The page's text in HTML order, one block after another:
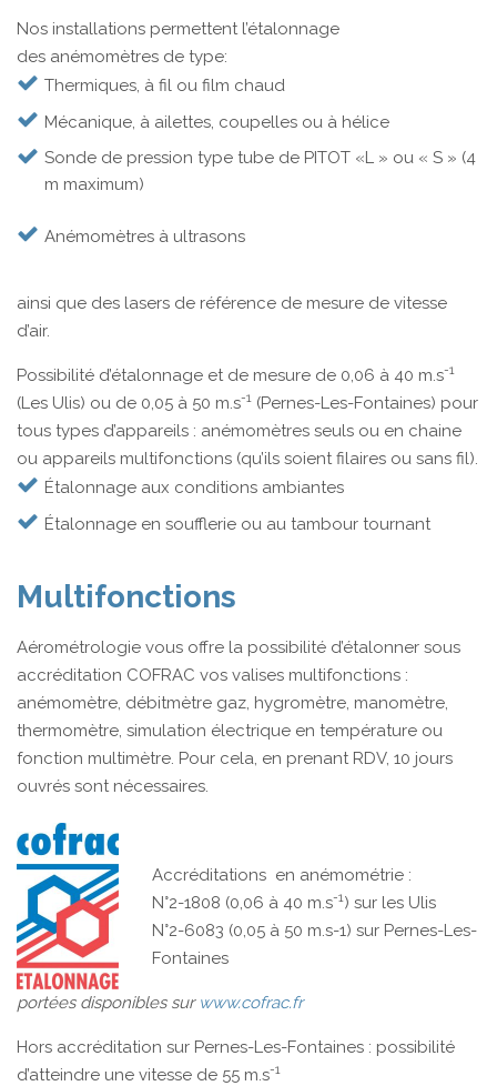
Nos installations permettent l’étalonnage
des anémomètres de type:
Thermiques, à fil ou film chaud
Mécanique, à ailettes, coupelles ou à hélice
Sonde de pression type tube de PITOT «L » ou « S » (4
m maximum)
Anémomètres à ultrasons
ainsi que des lasers de référence de mesure de vitesse
d’air.
Possibilité d’étalonnage et de mesure de 0,06 à 40 m.s-1
(Les Ulis) ou de 0,05 à 50 m.s-1 (Pernes-Les-Fontaines) pour
tous types d’appareils : anémomètres seuls ou en chaine
ou appareils multifonctions (qu’ils soient filaires ou sans fil).
Étalonnage aux conditions ambiantes
Étalonnage en soufflerie ou au tambour tournant
Multifonctions
Aérométrologie vous offre la possibilité d’étalonner sous
accréditation COFRAC vos valises multifonctions :
anémomètre, débitmètre gaz, hygromètre, manomètre,
thermomètre, simulation électrique en température ou
fonction multimètre. Pour cela, en prenant RDV, 10 jours
ouvrés sont nécessaires.
Accréditations en anémométrie :
N°2-1808 (0,06 à 40 m.s-1) sur les Ulis
N°2-6083 (0,05 à 50 m.s-1) sur Pernes-Les-
Fontaines
portées disponibles sur www.cofrac.fr
Hors accréditation sur Pernes-Les-Fontaines : possibilité
d’atteindre une vitesse de 55 m.s-1